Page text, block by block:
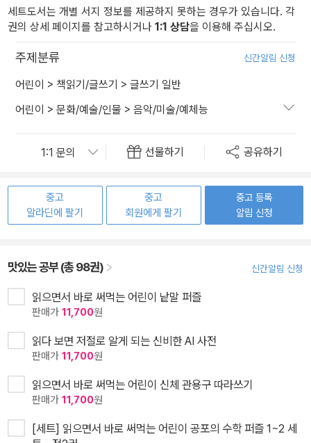
세트도서는 개별 서지 정보를 제공하지 못하는 경우가 있습니다. 각
권의 상세 페이지를 참고하시거나 1:1 상담을 이용해 주십시오.
주제분류 신간알림 신청
어린이 > 책읽기/글쓰기 > 글쓰기 일반
어린이 > 문화/예술/인물 > 음악/미술/예체능
선물하기 공유하기
중고
알라딘에 팔기
중고
회원에게 팔기
중고 등록
알림 신청
맛있는 공부 (총 98권) 신간알림 신청
읽으면서 바로 써먹는 어린이 낱말 퍼즐
판매가 11,700원
읽다 보면 저절로 알게 되는 신비한 AI 사전
판매가 11,700원
읽으면서 바로 써먹는 어린이 신체 관용구 따라쓰기
판매가 11,700원
[세트] 읽으면서 바로 써먹는 어린이 공포의 수학 퍼즐 1~2 세